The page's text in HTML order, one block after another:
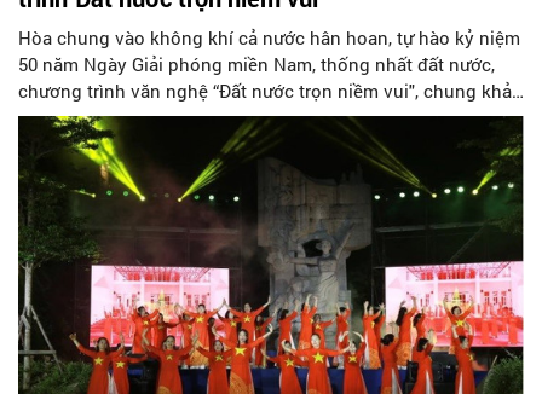
Hòa chung vào không khí cả nước hân hoan, tự hào kỷ niệm
50 năm Ngày Giải phóng miền Nam, thống nhất đất nước,
chương trình văn nghệ “Đất nước trọn niềm vui", chung khảo
Hội thi “Phụ nữ Thủ đô khỏe đẹp - chào kỷ nguyên mới” là
sự tri ân, lời hứa của thế hệ hôm nay với thế hệ đi trước.